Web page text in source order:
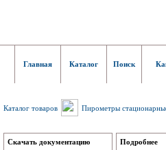
Главная Каталог Поиск
Каталог товаров Пирометры
Скачать документацию Подробнее